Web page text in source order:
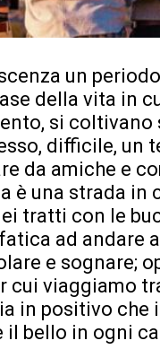
un
della vita in
si
difficile, un
da amiche e
è una strada
tratti con le
ad andare
e sognare;
cui viaggiamo
in positivo che
il bello in ogni